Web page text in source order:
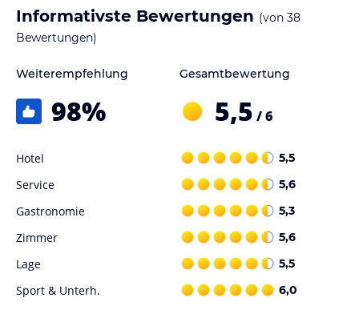
Informativste Bewertungen (von 38
Bewertungen)
Weiterempfehlung
98%
Gesamtbewertung
5,5 / 6
Hotel 5,5
Service 5,6
Gastronomie 5,3
Zimmer 5,6
Lage 5,5
Sport & Unterh. 6,0